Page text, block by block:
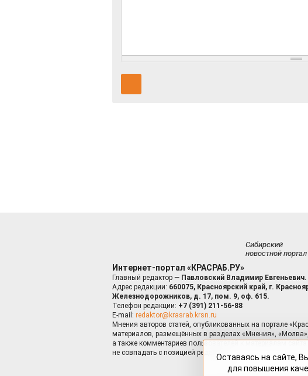
Сибирский
новостной портал
Интернет-портал «КРАСРАБ.РУ»
Главный редактор — Павловский Владимир Евгеньевич.
Адрес редакции: 660075, Красноярский край, г.
Железнодорожников, д. 17, пом. 9, оф. 615.
Телефон редакции: +7 (391) 211-56-88
E-mail: redaktor@krasrab.krsn.ru
Мнения авторов статей, опубликованных на портале
материалов, размещённых в разделах «Мнения», «Молва»,
а также комментариев пользователей к материалам сайта
не совпадать с позицией редакции.Оставаясь на сайте,
для повышения